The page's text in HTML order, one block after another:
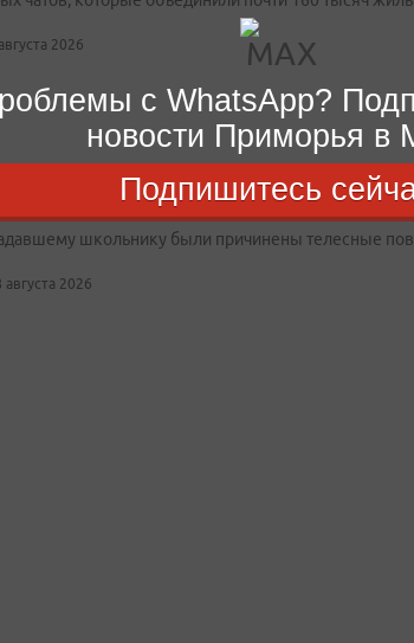
2026
возбуждено уголовное дело после
в лифте
школьнику были причинены телесные
августа 2026
с WhatsApp?
новости Приморья в
Подпишитесь